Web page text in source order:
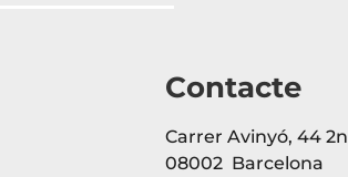
Contacte
Carrer Avinyó, 44 2n
08002 Barcelona